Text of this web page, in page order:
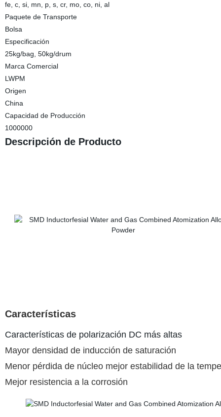
fe, c, si, mn, p, s, cr, mo, co, ni, al
Paquete de Transporte
Bolsa
Especificación
25kg/bag, 50kg/drum
Marca Comercial
LWPM
Origen
China
Capacidad de Producción
1000000
Descripción de Producto
Características
Características de polarización DC más altas
Mayor densidad de inducción de saturación
Menor pérdida de núcleo mejor estabilidad de la
Mejor resistencia a la corrosión